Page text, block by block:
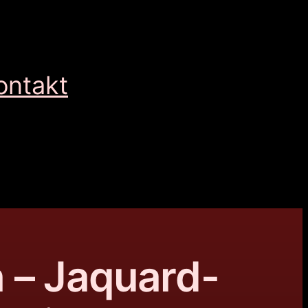
Jaquard-